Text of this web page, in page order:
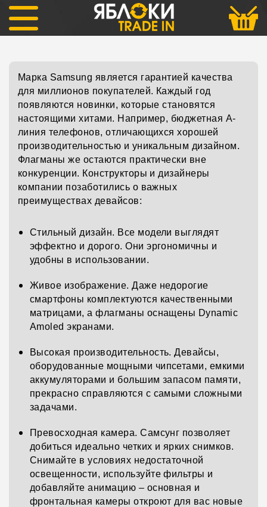
Марка Samsung является гарантией качества
для миллионов покупателей. Каждый год
появляются новинки, которые становятся
настоящими хитами. Например, бюджетная А-
линия телефонов, отличающихся хорошей
производительностью и уникальным дизайном.
Флагманы же остаются практически вне
конкуренции. Конструкторы и дизайнеры
компании позаботились о важных
преимуществах девайсов:
Стильный дизайн. Все модели выглядят
эффектно и дорого. Они эргономичны и
удобны в использовании.
Живое изображение. Даже недорогие
смартфоны комплектуются качественными
матрицами, а флагманы оснащены Dynamic
Amoled экранами.
Высокая производительность. Девайсы,
оборудованные мощными чипсетами, емкими
аккумуляторами и большим запасом памяти,
прекрасно справляются с самыми сложными
задачами.
Превосходная камера. Самсунг позволяет
добиться идеально четких и ярких снимков.
Снимайте в условиях недостаточной
освещенности, используйте фильтры и
добавляйте анимацию – основная и
фронтальная камеры откроют для вас новые